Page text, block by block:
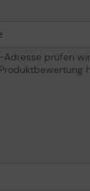
Lexmark
prüfen